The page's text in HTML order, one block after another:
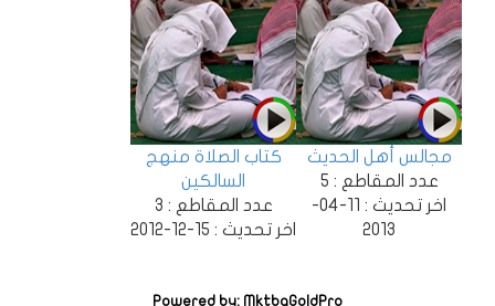
كتاب الصلاة منهج
السالكين
عدد المقاطع : 3